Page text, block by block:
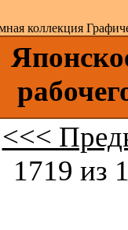
коллекция
<<<
1719 из